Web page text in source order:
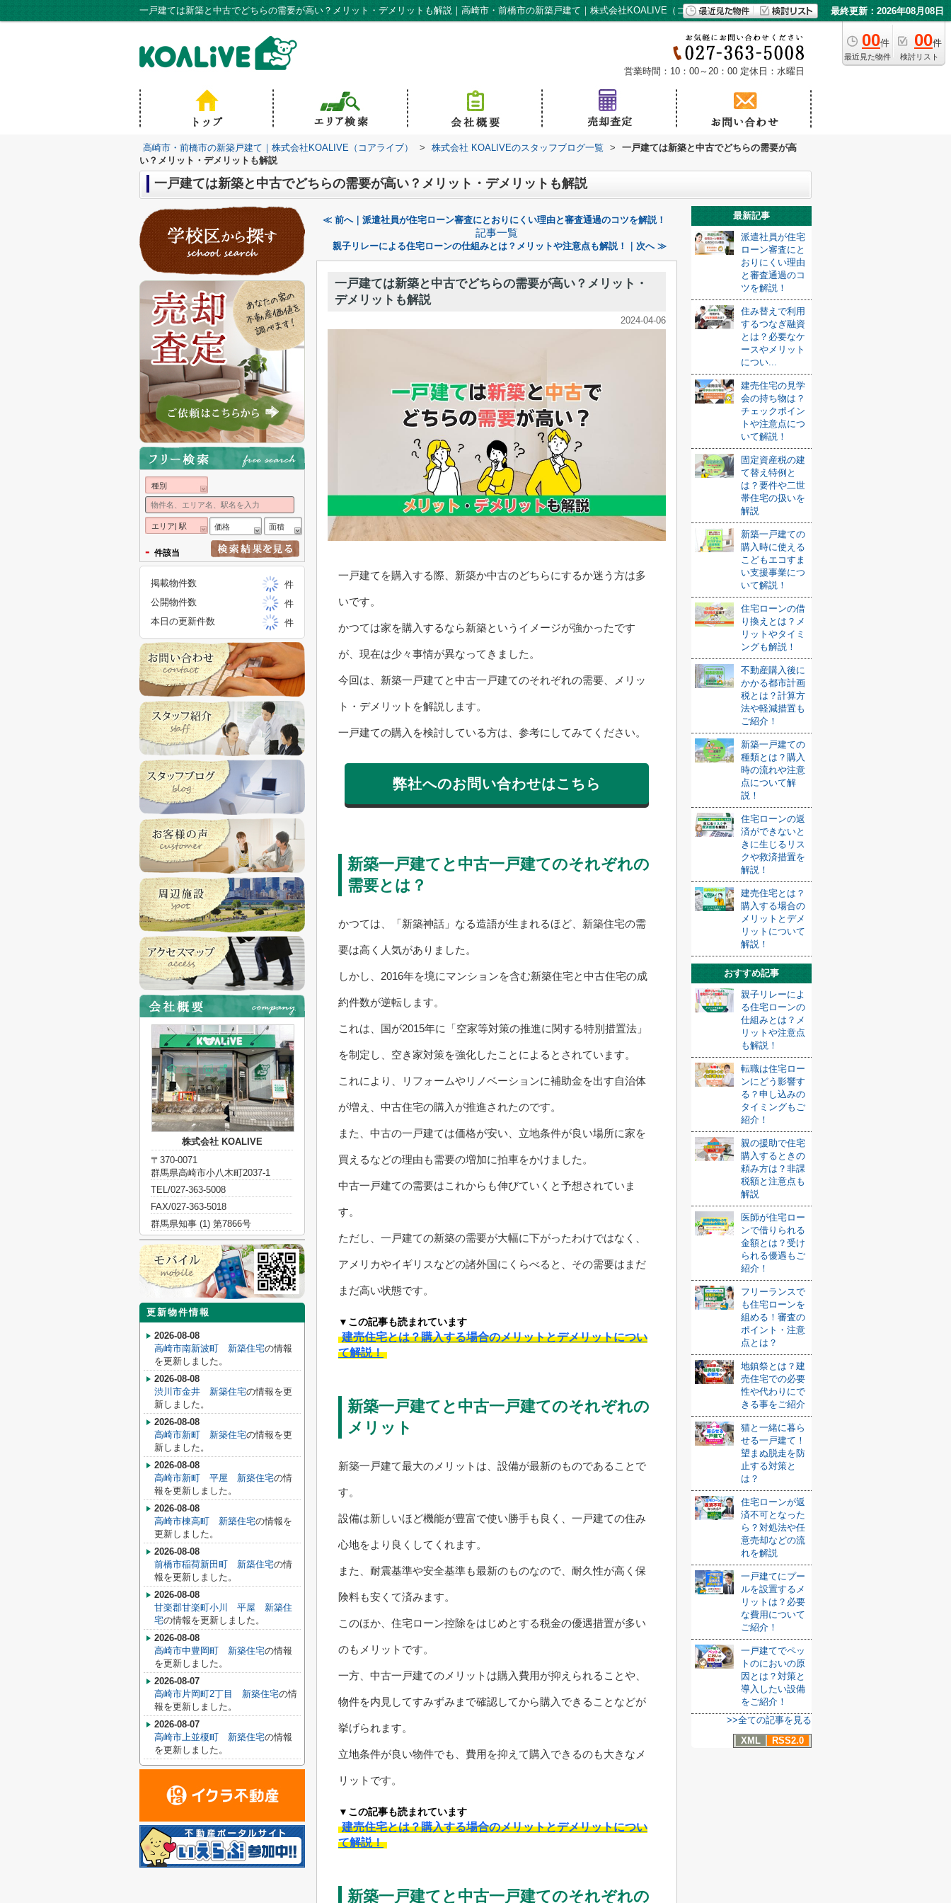
一戸建ては新築と中古でどちらの需要が高い？メリット・デメリットも解説｜高崎市・前橋市の新築戸建て｜株式会社KOALIVE（コアライブ） 最終更新：2026年08月08日
00件
最近見た物件
00件
検討リスト
営業時間：10：00～20：00 定休日：水曜日
高崎市・前橋市の新築戸建て｜株式会社KOALIVE（コアライブ） > 株式会社 KOALIVEのスタッフブログ一覧 >
一戸建ては新築と中古でどちらの需要が高
い？メリット・デメリットも解説
一戸建ては新築と中古でどちらの需要が高い？メリット・デメリットも解説
≪ 前へ｜派遣社員が住宅ローン審査にとおりにくい理由と審査通過のコツを解説！
記事一覧
親子リレーによる住宅ローンの仕組みとは？メリットや注意点も解説！｜次へ ≫
一戸建ては新築と中古でどちらの需要が高い？メリット・
デメリットも解説
2024-04-06
一戸建てを購入する際、新築か中古のどちらにするか迷う方は多
いです。
かつては家を購入するなら新築というイメージが強かったです
が、現在は少々事情が異なってきました。
今回は、新築一戸建てと中古一戸建てのそれぞれの需要、メリッ
ト・デメリットを解説します。
一戸建ての購入を検討している方は、参考にしてみてください。
弊社へのお問い合わせはこちら
新築一戸建てと中古一戸建てのそれぞれの
需要とは？
かつては、「新築神話」なる造語が生まれるほど、新築住宅の需
要は高く人気がありました。
しかし、2016年を境にマンションを含む新築住宅と中古住宅の成
約件数が逆転します。
これは、国が2015年に「空家等対策の推進に関する特別措置法」
を制定し、空き家対策を強化したことによるとされています。
これにより、リフォームやリノベーションに補助金を出す自治体
が増え、中古住宅の購入が推進されたのです。
また、中古の一戸建ては価格が安い、立地条件が良い場所に家を
買えるなどの理由も需要の増加に拍車をかけました。
中古一戸建ての需要はこれからも伸びていくと予想されていま
す。
ただし、一戸建ての新築の需要が大幅に下がったわけではなく、
アメリカやイギリスなどの諸外国にくらべると、その需要はまだ
まだ高い状態です。
▼この記事も読まれています
建売住宅とは？購入する場合のメリットとデメリットについ
て解説！
新築一戸建てと中古一戸建てのそれぞれの
メリット
新築一戸建て最大のメリットは、設備が最新のものであることで
す。
設備は新しいほど機能が豊富で使い勝手も良く、一戸建ての住み
心地をより良くしてくれます。
また、耐震基準や安全基準も最新のものなので、耐久性が高く保
険料も安くて済みます。
このほか、住宅ローン控除をはじめとする税金の優遇措置が多い
のもメリットです。
一方、中古一戸建てのメリットは購入費用が抑えられることや、
物件を内見してすみずみまで確認してから購入できることなどが
挙げられます。
立地条件が良い物件でも、費用を抑えて購入できるのも大きなメ
リットです。
▼この記事も読まれています
建売住宅とは？購入する場合のメリットとデメリットについ
て解説！
新築一戸建てと中古一戸建てのそれぞれの
最新記事
派遣社員が住宅
ローン審査にと
おりにくい理由
と審査通過のコ
ツを解説！
住み替えで利用
するつなぎ融資
とは？必要なケ
ースやメリット
につい...
建売住宅の見学
会の持ち物は？
チェックポイン
トや注意点につ
いて解説！
固定資産税の建
て替え特例と
は？要件や二世
帯住宅の扱いを
解説
新築一戸建ての
購入時に使える
こどもエコすま
い支援事業につ
いて解説！
住宅ローンの借
り換えとは？メ
リットやタイミ
ングも解説！
不動産購入後に
かかる都市計画
税とは？計算方
法や軽減措置も
ご紹介！
新築一戸建ての
種類とは？購入
時の流れや注意
点について解
説！
住宅ローンの返
済ができないと
きに生じるリス
クや救済措置を
解説！
建売住宅とは？
購入する場合の
メリットとデメ
リットについて
解説！
おすすめ記事
親子リレーによ
る住宅ローンの
仕組みとは？メ
リットや注意点
も解説！
転職は住宅ロー
ンにどう影響す
る？申し込みの
タイミングもご
紹介！
親の援助で住宅
購入するときの
頼み方は？非課
税額と注意点も
解説
医師が住宅ロー
ンで借りられる
金額とは？受け
られる優遇もご
紹介！
フリーランスで
も住宅ローンを
組める！審査の
ポイント・注意
点とは？
地鎮祭とは？建
売住宅での必要
性や代わりにで
きる事をご紹介
猫と一緒に暮ら
せる一戸建て！
望まぬ脱走を防
止する対策と
は？
住宅ローンが返
済不可となった
ら？対処法や任
意売却などの流
れを解説
一戸建てにプー
ルを設置するメ
リットは？必要
な費用について
ご紹介！
一戸建てでペッ
トのにおいの原
因とは？対策と
導入したい設備
をご紹介！
>>全ての記事を見る
XML
RSS2.0
種別
エリア| 駅 価格 面積
- 件該当
掲載物件数
件
公開物件数
件
本日の更新件数
件
株式会社 KOALIVE
〒370-0071
群馬県高崎市小八木町2037-1
TEL/027-363-5008
FAX/027-363-5018
群馬県知事 (1) 第7866号
更新物件情報
2026-08-08
高崎市南新波町 新築住宅の情報
を更新しました。
2026-08-08
渋川市金井 新築住宅の情報を更
新しました。
2026-08-08
高崎市新町 新築住宅の情報を更
新しました。
2026-08-08
高崎市新町 平屋 新築住宅の情
報を更新しました。
2026-08-08
高崎市棟高町 新築住宅の情報を
更新しました。
2026-08-08
前橋市稲荷新田町 新築住宅の情
報を更新しました。
2026-08-08
甘楽郡甘楽町小川 平屋 新築住
宅の情報を更新しました。
2026-08-08
高崎市中豊岡町 新築住宅の情報
を更新しました。
2026-08-07
高崎市片岡町2丁目 新築住宅の情
報を更新しました。
2026-08-07
高崎市上並榎町 新築住宅の情報
を更新しました。